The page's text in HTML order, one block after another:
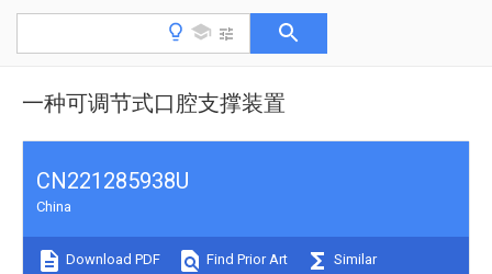
一种可调节式口腔支撑装置
CN221285938U
China
Download PDF Find Prior Art Similar